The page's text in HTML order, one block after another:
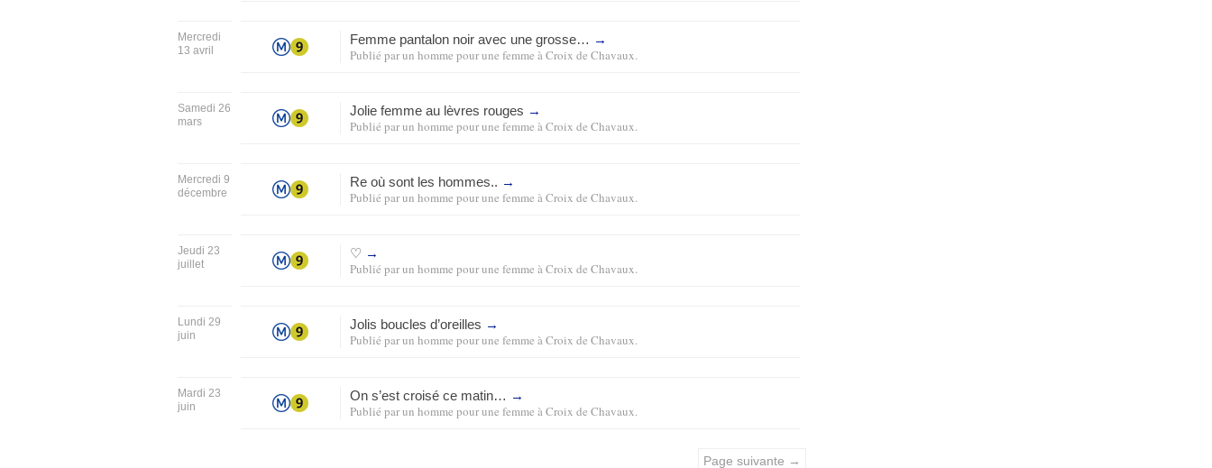
Mercredi
13 avril
Femme pantalon noir avec une grosse… →
Publié parun homme pour une femme àCroix de Chavaux.
Samedi 26
mars
Jolie femme au lèvres rouges →
Publié parun homme pour une femme àCroix de Chavaux.
Mercredi 9
décembre
Re où sont les hommes.. →
Publié parun homme pour une femme àCroix de Chavaux.
Jeudi 23
juillet
♡ →
Publié parun homme pour une femme àCroix de Chavaux.
Lundi 29
juin
Jolis boucles d’oreilles →
Publié parun homme pour une femme àCroix de Chavaux.
Mardi 23
juin
On s’est croisé ce matin… →
Publié parun homme pour une femme àCroix de Chavaux.
Page suivante →